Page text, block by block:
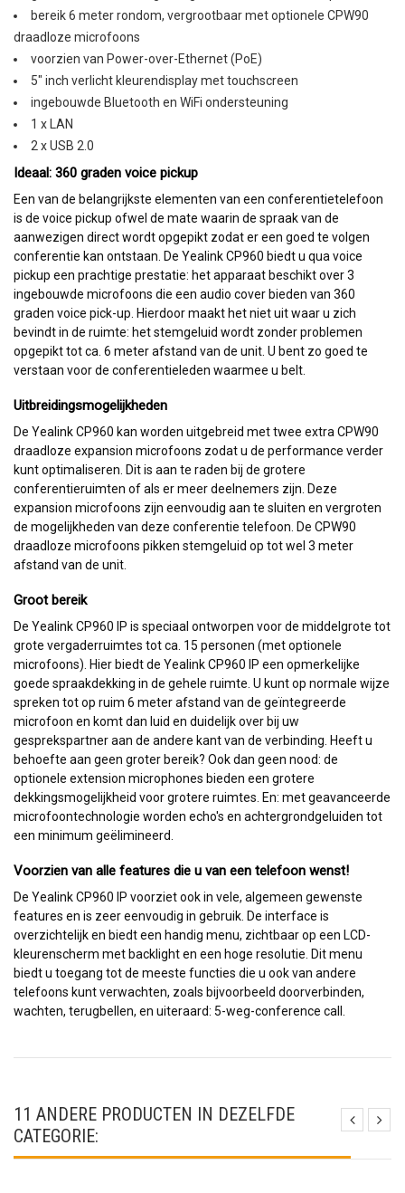
bereik 6 meter rondom, vergrootbaar met optionele CPW90
draadloze microfoons
voorzien van Power-over-Ethernet (PoE)
5" inch verlicht kleurendisplay met touchscreen
ingebouwde Bluetooth en WiFi ondersteuning
1 x LAN
2 x USB 2.0
Ideaal: 360 graden voice pickup
Een van de belangrijkste elementen van een conferentietelefoon
is de voice pickup ofwel de mate waarin de spraak van de
aanwezigen direct wordt opgepikt zodat er een goed te volgen
conferentie kan ontstaan. De Yealink CP960 biedt u qua voice
pickup een prachtige prestatie: het apparaat beschikt over 3
ingebouwde microfoons die een audio cover bieden van 360
graden voice pick-up. Hierdoor maakt het niet uit waar u zich
bevindt in de ruimte: het stemgeluid wordt zonder problemen
opgepikt tot ca. 6 meter afstand van de unit. U bent zo goed te
verstaan voor de conferentieleden waarmee u belt.
Uitbreidingsmogelijkheden
De Yealink CP960 kan worden uitgebreid met twee extra CPW90
draadloze expansion microfoons zodat u de performance verder
kunt optimaliseren. Dit is aan te raden bij de grotere
conferentieruimten of als er meer deelnemers zijn. Deze
expansion microfoons zijn eenvoudig aan te sluiten en vergroten
de mogelijkheden van deze conferentie telefoon. De CPW90
draadloze microfoons pikken stemgeluid op tot wel 3 meter
afstand van de unit.
Groot bereik
De Yealink CP960 IP is speciaal ontworpen voor de middelgrote tot
grote vergaderruimtes tot ca. 15 personen (met optionele
microfoons). Hier biedt de Yealink CP960 IP een opmerkelijke
goede spraakdekking in de gehele ruimte. U kunt op normale wijze
spreken tot op ruim 6 meter afstand van de geïntegreerde
microfoon en komt dan luid en duidelijk over bij uw
gesprekspartner aan de andere kant van de verbinding. Heeft u
behoefte aan geen groter bereik? Ook dan geen nood: de
optionele extension microphones bieden een grotere
dekkingsmogelijkheid voor grotere ruimtes. En: met geavanceerde
microfoontechnologie worden echo's en achtergrondgeluiden tot
een minimum geëlimineerd.
Voorzien van alle features die u van een telefoon wenst!
De Yealink CP960 IP voorziet ook in vele, algemeen gewenste
features en is zeer eenvoudig in gebruik. De interface is
overzichtelijk en biedt een handig menu, zichtbaar op een LCD-
kleurenscherm met backlight en een hoge resolutie. Dit menu
biedt u toegang tot de meeste functies die u ook van andere
telefoons kunt verwachten, zoals bijvoorbeeld doorverbinden,
wachten, terugbellen, en uiteraard: 5-weg-conference call.
11 ANDERE PRODUCTEN IN DEZELFDE
CATEGORIE: